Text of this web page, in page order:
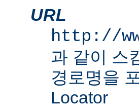
URL
http://
과 같이 스
경로명을
Locator